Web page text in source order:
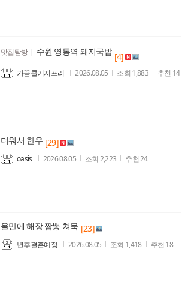
맛집탐방 | 수원 영통역 돼지국밥 [4]
가끔콜키지프리 2026.08.05 조회 1,883 추천 14
더워서 한우 [29]
oasis 2026.08.05 조회 2,223 추천24
올만에 해장 짬뽕 쳐묵 [23]
년후결혼예정 2026.08.05 조회 1,418 추천 18